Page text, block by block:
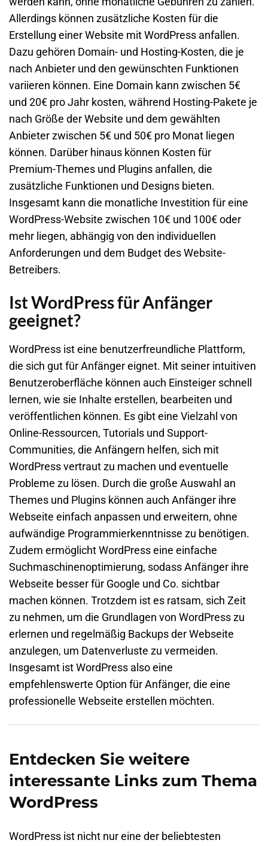
Allerdings können zusätzliche Kosten für die
Erstellung einer Website mit WordPress anfallen.
Dazu gehören Domain- und Hosting-Kosten, die je
nach Anbieter und den gewünschten Funktionen
variieren können. Eine Domain kann zwischen 5€
und 20€ pro Jahr kosten, während Hosting-Pakete je
nach Größe der Website und dem gewählten
Anbieter zwischen 5€ und 50€ pro Monat liegen
können. Darüber hinaus können Kosten für
Premium-Themes und Plugins anfallen, die
zusätzliche Funktionen und Designs bieten.
Insgesamt kann die monatliche Investition für eine
WordPress-Website zwischen 10€ und 100€ oder
mehr liegen, abhängig von den individuellen
Anforderungen und dem Budget des Website-
Betreibers.
Ist WordPress für Anfänger
geeignet?
WordPress ist eine benutzerfreundliche Plattform,
die sich gut für Anfänger eignet. Mit seiner intuitiven
Benutzeroberfläche können auch Einsteiger schnell
lernen, wie sie Inhalte erstellen, bearbeiten und
veröffentlichen können. Es gibt eine Vielzahl von
Online-Ressourcen, Tutorials und Support-
Communities, die Anfängern helfen, sich mit
WordPress vertraut zu machen und eventuelle
Probleme zu lösen. Durch die große Auswahl an
Themes und Plugins können auch Anfänger ihre
Webseite einfach anpassen und erweitern, ohne
aufwändige Programmierkenntnisse zu benötigen.
Zudem ermöglicht WordPress eine einfache
Suchmaschinenoptimierung, sodass Anfänger ihre
Webseite besser für Google und Co. sichtbar
machen können. Trotzdem ist es ratsam, sich Zeit
zu nehmen, um die Grundlagen von WordPress zu
erlernen und regelmäßig Backups der Webseite
anzulegen, um Datenverluste zu vermeiden.
Insgesamt ist WordPress also eine
empfehlenswerte Option für Anfänger, die eine
professionelle Webseite erstellen möchten.
Entdecken Sie weitere
interessante Links zum Thema
WordPress
WordPress ist nicht nur eine der beliebtesten